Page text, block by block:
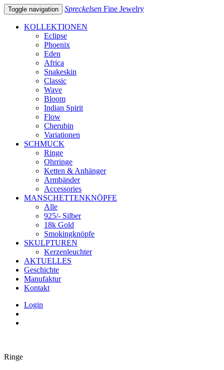
Toggle navigation Spreckelsen Fine Jewelry
KOLLEKTIONEN
Eclipse
Phoenix
Eden
Africa
Snakeskin
Classic
Wave
Bloom
Indian Spirit
Flow
Cherubin
Variationen
SCHMUCK
Ringe
Ohrringe
Ketten & Anhänger
Armbänder
Accessories
MANSCHETTENKNÖPFE
Alle
925/- Silber
18k Gold
Smokingknöpfe
SKULPTUREN
Kerzenleuchter
AKTUELLES
Geschichte
Manufaktur
Kontakt
Login
Ringe